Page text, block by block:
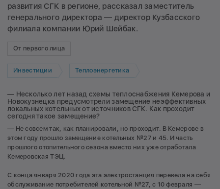
развития СГК в регионе, рассказал заместитель
генерального директора — директор Кузбасского
филиала компании Юрий Шейбак.
От первого лица
Инвестиции Теплоэнергетика
— Несколько лет назад схемы теплоснабжения Кемерова и
Новокузнецка предусмотрели замещение неэффективных
локальных котельных от источников СГК. Как проходит
сегодня такое замещение?
— Не совсем так, как планировали, но проходит. В Кемерове в
этом году прошло замещение котельных №27 и 45. И часть
прошлого отопительного сезона вместо них уже отработала
Кемеровская ТЭЦ.
С конца января 2020 года эта электростанция перевела на себя
обслуживание потребителей котельной №27, с 10 февраля —